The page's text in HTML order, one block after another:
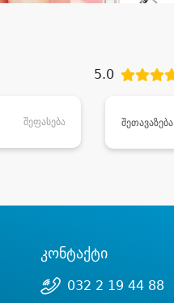
5.0
შეფასება შეთავაზება
კონტაქტი
032 2 19 44 88